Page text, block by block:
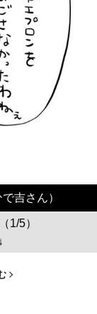
吉さん）
1/5）